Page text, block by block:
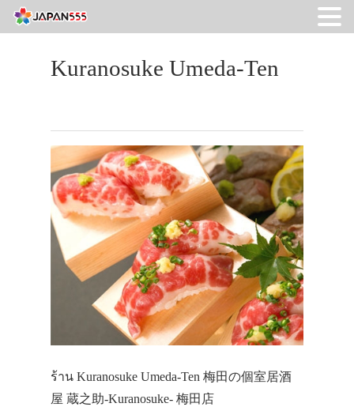
Kuranosuke Umeda-Ten
ร้าน Kuranosuke Umeda-Ten 梅田の個室居酒
屋 蔵之助-Kuranosuke- 梅田店